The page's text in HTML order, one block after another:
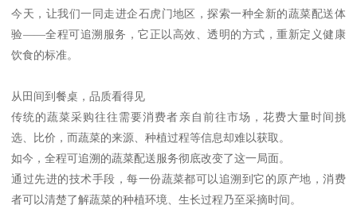
今天，让我们一同走进企石虎门地区，探索一种全新的蔬菜配送体
验——全程可追溯服务，它正以高效、透明的方式，重新定义健康
饮食的标准。
从田间到餐桌，品质看得见
传统的蔬菜采购往往需要消费者亲自前往市场，花费大量时间挑
选、比价，而蔬菜的来源、种植过程等信息却难以获取。
如今，全程可追溯的蔬菜配送服务彻底改变了这一局面。
通过先进的技术手段，每一份蔬菜都可以追溯到它的原产地，消费
者可以清楚了解蔬菜的种植环境、生长过程乃至采摘时间。